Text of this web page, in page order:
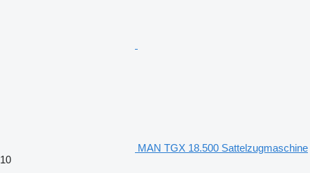
MAN TGX 18.500 Sattelzugmaschine
10